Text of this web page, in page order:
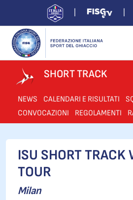
SHORT TRACK
NEWS CALENDARI E RISULTATI
CONVOCAZIONI
REGOLAMENTI
ISU SHORT TRACK
TOUR
Milan